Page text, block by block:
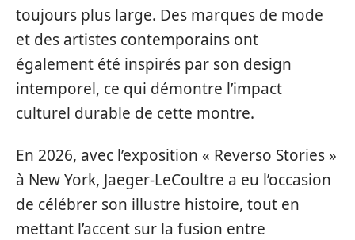
toujours plus large. Des marques de mode
et des artistes contemporains ont
également été inspirés par son design
intemporel, ce qui démontre l’impact
culturel durable de cette montre.
En 2026, avec l’exposition « Reverso Stories »
à New York, Jaeger-LeCoultre a eu l’occasion
de célébrer son illustre histoire, tout en
mettant l’accent sur la fusion entre